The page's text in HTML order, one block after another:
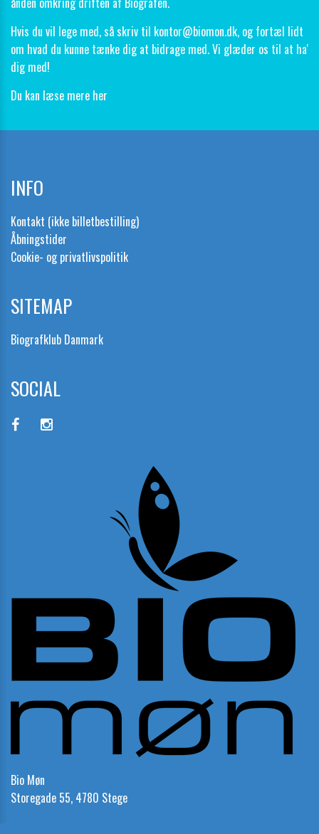
Hvis du vil lege med, så skriv til kontor@biomon.dk, og fortæl lidt
om hvad du kunne tænke dig at bidrage med. Vi glæder os til at ha'
dig med!
Du kan læse mere her
INFO
Kontakt (ikke billetbestilling)
Åbningstider
Cookie- og privatlivspolitik
SITEMAP
Biografklub Danmark
SOCIAL
Bio Møn
Storegade 55, 4780 Stege